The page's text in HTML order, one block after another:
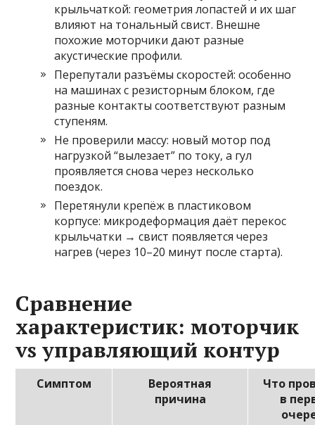
крыльчаткой: геометрия лопастей и их шаг
влияют на тональный свист. Внешне
похожие моторчики дают разные
акустические профили.
Перепутали разъёмы скоростей: особенно
на машинах с резисторным блоком, где
разные контакты соответствуют разным
ступеням.
Не проверили массу: новый мотор под
нагрузкой “вылезает” по току, а гул
проявляется снова через несколько
поездок.
Перетянули крепёж в пластиковом
корпусе: микродеформация даёт перекос
крыльчатки → свист появляется через
нагрев (через 10–20 минут после старта).
Сравнение
характеристик: моторчик
vs управляющий контур
Симптом
Вероятная
причина
Что
в